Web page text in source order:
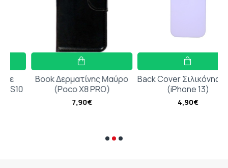
Book Δερματίνης Μαύρο
(Poco X8 PRO)
7,90€
Back Cover Σιλικόνης Λιλά
(iPhone 13)
4,90€